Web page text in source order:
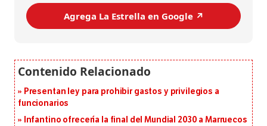
Agrega La Estrella en Google ↗️
Presentan ley para prohibir gastos y privilegios a
funcionarios
Infantino ofrecería la final del Mundial 2030 a Marruecos